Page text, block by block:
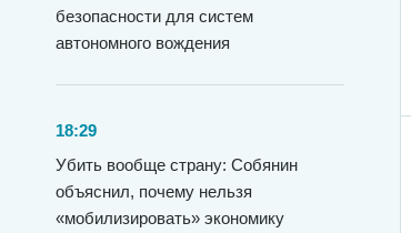
безопасности для систем
автономного вождения
18:29
Убить вообще страну: Собянин
объяснил, почему нельзя
«мобилизировать» экономику